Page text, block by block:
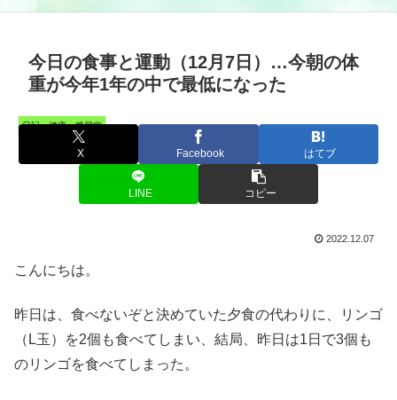
真が話題
今日の食事と運動（12月7日）…今朝の体
重が今年1年の中で最低になった
日記・健康・糖尿病
X Facebook はてブ
LINE コピー
2022.12.07
こんにちは。
昨日は、食べないぞと決めていた夕食の代わりに、リンゴ
（L玉）を2個も食べてしまい、結局、昨日は1日で3個も
のリンゴを食べてしまった。